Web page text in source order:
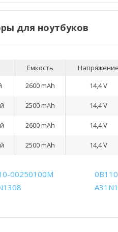
для ноутбуков
Емкость Напряжение
2600 mAh 14,4 V
2500 mAh 14,4 V
2600 mAh 14,4 V
2500 mAh 14,4 V
00250100M